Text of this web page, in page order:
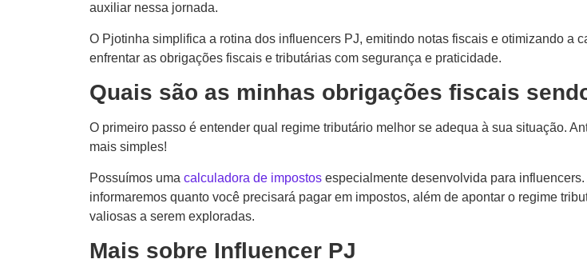
auxiliar nessa jornada.
O Pjotinha simplifica a rotina dos influencers PJ, emitindo notas fiscais e otimizando a
enfrentar as obrigações fiscais e tributárias com segurança e praticidade.
Quais são as minhas obrigações fiscais
O primeiro passo é entender qual regime tributário melhor se adequa à sua situação.
mais simples!
Possuímos uma calculadora de impostos especialmente desenvolvida para
informaremos quanto você precisará pagar em impostos, além de apontar o regime
valiosas a serem exploradas.
Mais sobre Influencer PJ